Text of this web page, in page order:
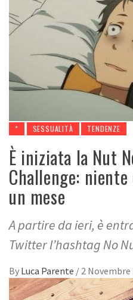
* SESSUALITÀ TENDENZE
È iniziata la Nut
Challenge:
un mese
A partire da ieri, è
Twitter l’hashtag No
By Luca Parente / 2 Novembre